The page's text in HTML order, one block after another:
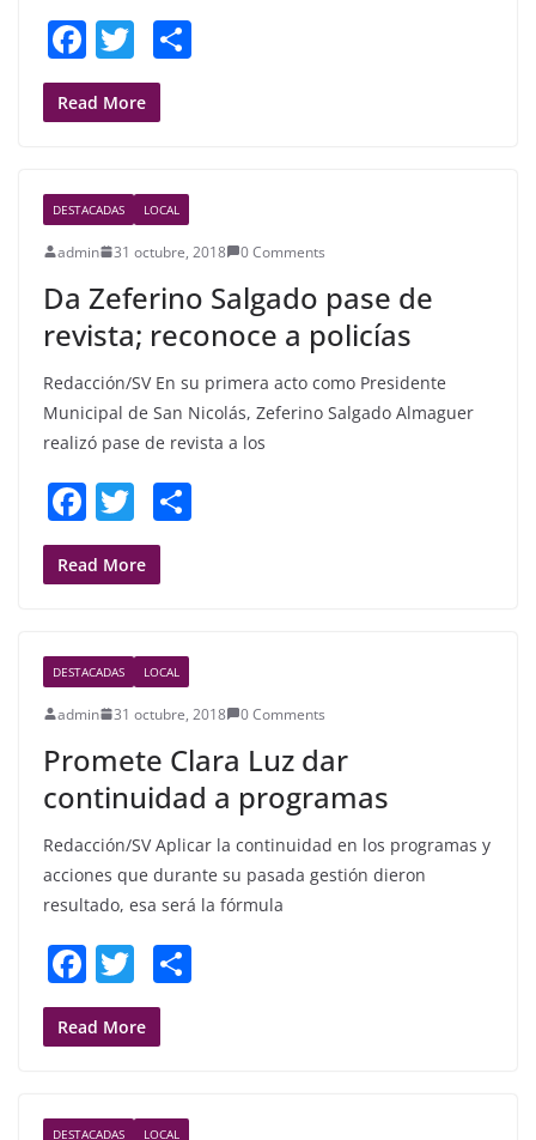
F
a
c
b
o
o
k
T
w
itt
Read More
DESTACADAS LOCAL
admin 31 octubre, 2018 0 Comments
Da Zeferino Salgado pase de
revista; reconoce a policías
Redacción/SV En su primera acto como Presidente
Municipal de San Nicolás, Zeferino Salgado Almaguer
realizó pase de revista a los
F
a
c
b
o
o
k
T
w
itt
Read More
DESTACADAS LOCAL
admin 31 octubre, 2018 0 Comments
Promete Clara Luz dar
continuidad a programas
Redacción/SV Aplicar la continuidad en los programas y
acciones que durante su pasada gestión dieron
resultado, esa será la fórmula
F
a
c
b
T
w
itt
Read More
DESTACADAS LOCAL